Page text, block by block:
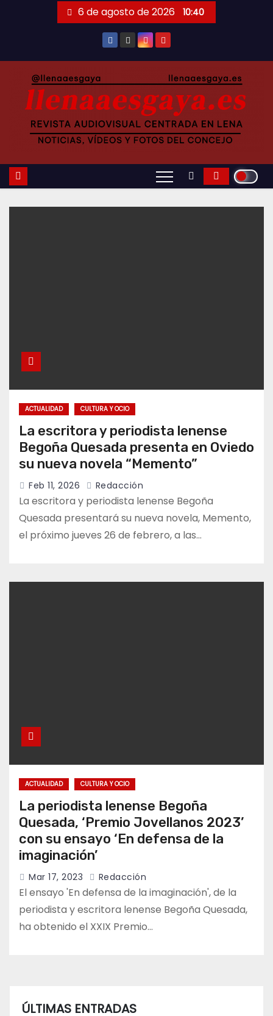
6 de agosto de 2026 10:40
ACTUALIDAD CULTURA Y OCIO
La escritora y periodista lenense
Begoña Quesada presenta en Oviedo
su nueva novela “Memento”
Feb 11, 2026 Redacción
La escritora y periodista lenense Begoña
Quesada presentará su nueva novela, Memento,
el próximo jueves 26 de febrero, a las…
ACTUALIDAD CULTURA Y OCIO
La periodista lenense Begoña
Quesada, ‘Premio Jovellanos 2023’
con su ensayo ‘En defensa de la
imaginación’
Mar 17, 2023 Redacción
El ensayo 'En defensa de la imaginación', de la
periodista y escritora lenense Begoña Quesada,
ha obtenido el XXIX Premio…
ÚLTIMAS ENTRADAS